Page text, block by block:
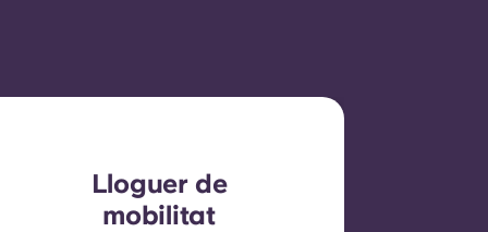
Lloguer de
mobilitat